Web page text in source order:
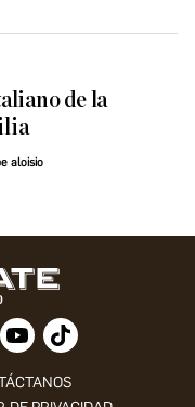
de la
aloisio